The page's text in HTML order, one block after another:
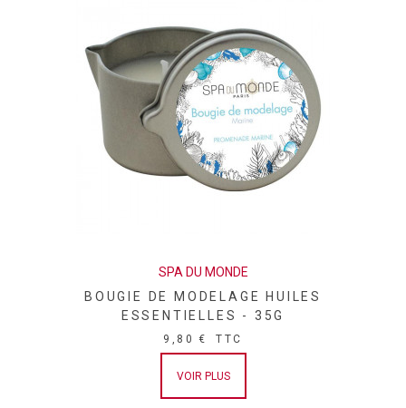
SPA DU MONDE
BOUGIE DE MODELAGE HUILES
ESSENTIELLES - 35G
9,80 € TTC
VOIR PLUS